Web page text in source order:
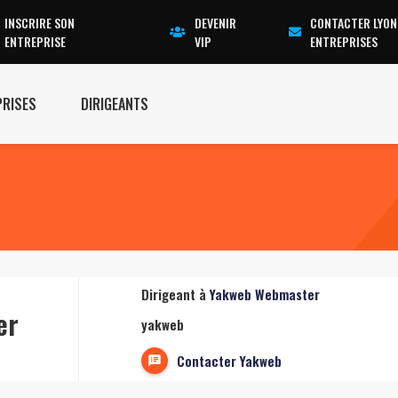
INSCRIRE SON
ENTREPRISE
DEVENIR
VIP
CONTACTER LYON
ENTREPRISES
DIRIGEANTS
Dirigeant àYakweb Webmaster
yakweb
Contacter Yakweb